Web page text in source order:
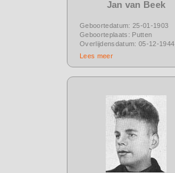
Jan van Beek
Geboortedatum: 25-01-1903
Geboorteplaats: Putten
Overlijdensdatum: 05-12-1944
Lees meer